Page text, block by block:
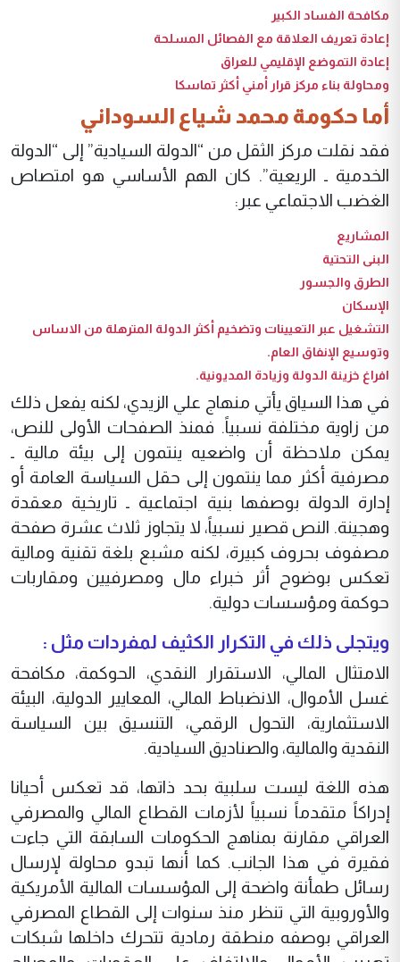
مكافحة الفساد الكبير
إعادة تعريف العلاقة مع الفصائل المسلحة
إعادة التموضع الإقليمي للعراق
ومحاولة بناء مركز قرار أمني أكثر تماسكا
أما حكومة محمد شياع السوداني
فقد نقلت مركز الثقل من “الدولة السيادية” إلى “الدولة
الخدمية ـ الريعية”. كان الهم الأساسي هو امتصاص
الغضب الاجتماعي عبر:
المشاريع
البنى التحتية
الطرق والجسور
الإسكان
التشغيل عبر التعيينات وتضخيم أكثر الدولة المترهلة من الاساس
وتوسيع الإنفاق العام.
افراغ خزينة الدولة وزيادة المديونية.
في هذا السياق يأتي منهاج علي الزيدي، لكنه يفعل ذلك
من زاوية مختلفة نسبياً. فمنذ الصفحات الأولى للنص،
يمكن ملاحظة أن واضعيه ينتمون إلى بيئة مالية ـ
مصرفية أكثر مما ينتمون إلى حقل السياسة العامة أو
إدارة الدولة بوصفها بنية اجتماعية ـ تاريخية معقدة
وهجينة. النص قصير نسبياً، لا يتجاوز ثلاث عشرة صفحة
مصفوف بحروف كبيرة، لكنه مشبع بلغة تقنية ومالية
تعكس بوضوح أثر خبراء مال ومصرفيين ومقاربات
حوكمة ومؤسسات دولية.
ويتجلى ذلك في التكرار الكثيف لمفردات مثل :
الامتثال المالي، الاستقرار النقدي، الحوكمة، مكافحة
غسل الأموال، الانضباط المالي، المعايير الدولية، البيئة
الاستثمارية، التحول الرقمي، التنسيق بين السياسة
النقدية والمالية، والصناديق السيادية.
هذه اللغة ليست سلبية بحد ذاتها، قد تعكس أحيانا
إدراكاً متقدماً نسبياً لأزمات القطاع المالي والمصرفي
العراقي مقارنة بمناهج الحكومات السابقة التي جاءت
فقيرة في هذا الجانب. كما أنها تبدو محاولة لإرسال
رسائل طمأنة واضحة إلى المؤسسات المالية الأمريكية
والأوروبية التي تنظر منذ سنوات إلى القطاع المصرفي
العراقي بوصفه منطقة رمادية تتحرك داخلها شبكات